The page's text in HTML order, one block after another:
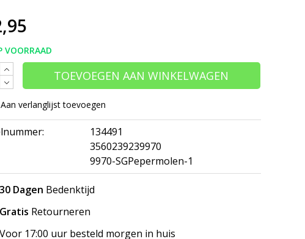
VOORRAAD
TOEVOEGEN AAN WINKELWAGEN
Aan verlanglijst toevoegen
134491
3560239239970
9970-SGPepermolen-1
30 Dagen Bedenktijd
Gratis Retourneren
Voor 17:00 uur besteld morgen in huis